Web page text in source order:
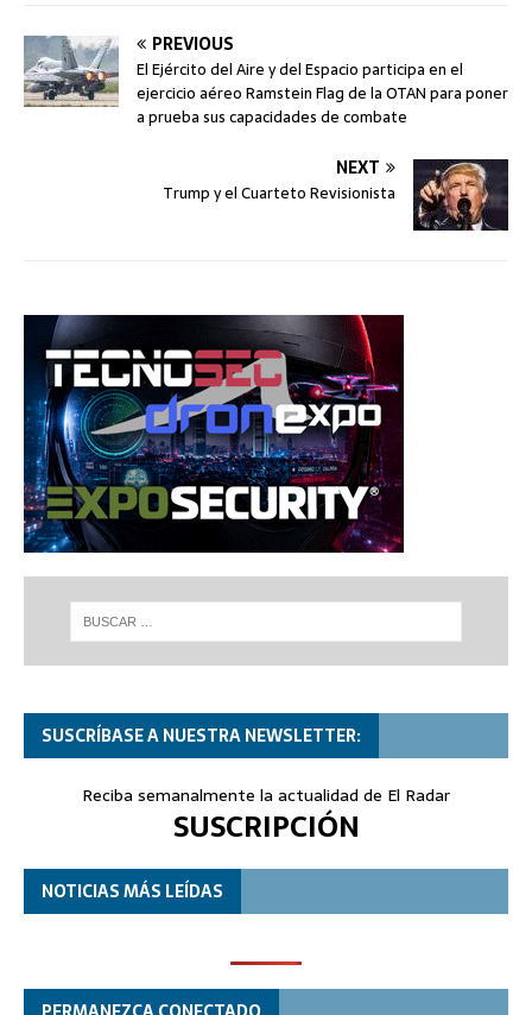
PREVIOUS
El Ejército del Aire y del Espacio participa en el
ejercicio aéreo Ramstein Flag de la OTAN para poner
a prueba sus capacidades de combate
NEXT
Trump y el Cuarteto Revisionista
SUSCRÍBASE A NUESTRA NEWSLETTER:
Reciba semanalmente la actualidad de El Radar
SUSCRIPCIÓN
NOTICIAS MÁS LEÍDAS